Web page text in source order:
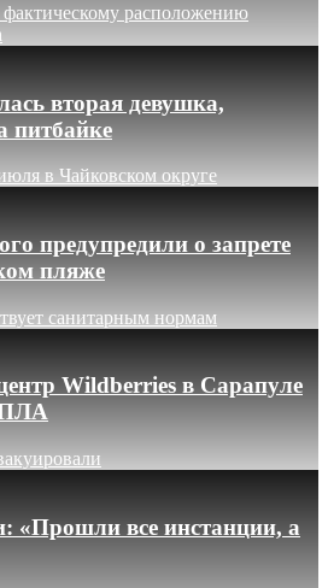
фактическому расположению
вторая девушка,
питбайке
в Чайковском округе
предупредили о запрете
пляже
санитарным нормам
Wildberries в Сарапуле
«Прошли все инстанции, а